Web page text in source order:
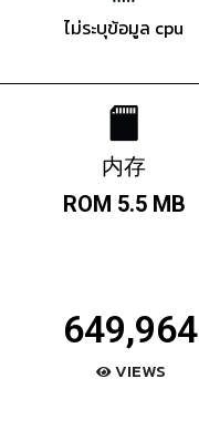
ไม่ระบุข้อมูล cpu
内存
ROM 5.5 MB
649,964
VIEWS